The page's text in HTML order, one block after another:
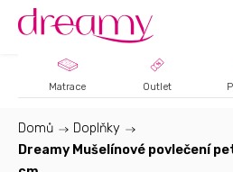
Matrace Outlet
Domů / Doplňky /
Dreamy Mušelínové povlečení